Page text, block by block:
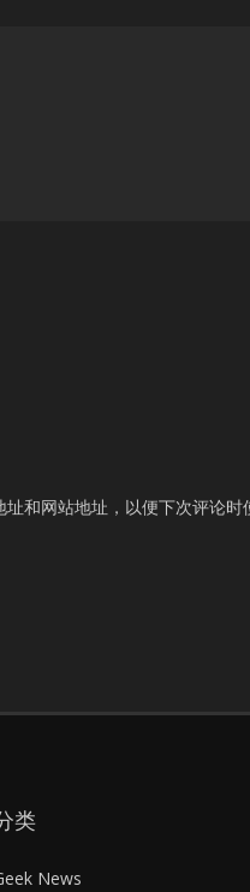
和网站地址，以便下次评论时
类
News